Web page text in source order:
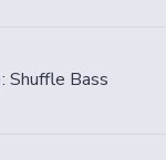
Shuffle Bass